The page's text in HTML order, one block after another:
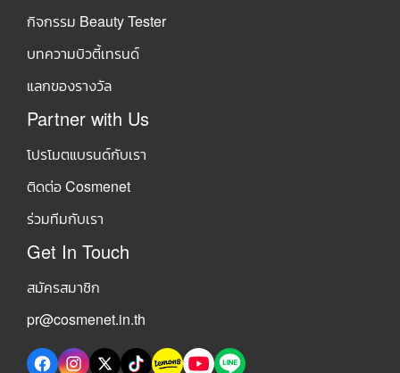
กิจกรรม Beauty Tester
บทความบิวตี้เทรนด์
แลกของรางวัล
Partner with Us
โปรโมตแบรนด์กับเรา
ติดต่อ Cosmenet
ร่วมทีมกับเรา
Get In Touch
สมัครสมาชิก
pr@cosmenet.in.th